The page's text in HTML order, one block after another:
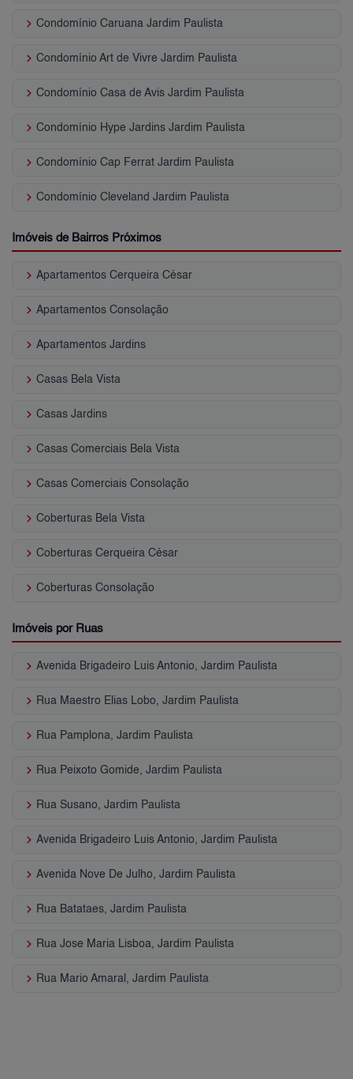
keyboard_arrow_right Condomínio Caruana Jardim Paulista
keyboard_arrow_right Condomínio Art de Vivre Jardim Paulista
keyboard_arrow_right Condomínio Casa de Avis Jardim Paulista
keyboard_arrow_right Condomínio Hype Jardins Jardim Paulista
keyboard_arrow_right Condomínio Cap Ferrat Jardim Paulista
keyboard_arrow_right Condomínio Cleveland Jardim Paulista
Imóveis de Bairros Próximos
keyboard_arrow_right Apartamentos Cerqueira César
keyboard_arrow_right Apartamentos Consolação
keyboard_arrow_right Apartamentos Jardins
keyboard_arrow_right Casas Bela Vista
keyboard_arrow_right Casas Jardins
keyboard_arrow_right Casas Comerciais Bela Vista
keyboard_arrow_right Casas Comerciais Consolação
keyboard_arrow_right Coberturas Bela Vista
keyboard_arrow_right Coberturas Cerqueira César
keyboard_arrow_right Coberturas Consolação
Imóveis por Ruas
keyboard_arrow_right Avenida Brigadeiro Luis Antonio, Jardim Paulista
keyboard_arrow_right Rua Maestro Elias Lobo, Jardim Paulista
keyboard_arrow_right Rua Pamplona, Jardim Paulista
keyboard_arrow_right Rua Peixoto Gomide, Jardim Paulista
keyboard_arrow_right Rua Susano, Jardim Paulista
keyboard_arrow_right Avenida Brigadeiro Luis Antonio, Jardim Paulista
keyboard_arrow_right Avenida Nove De Julho, Jardim Paulista
keyboard_arrow_right Rua Batataes, Jardim Paulista
keyboard_arrow_right Rua Jose Maria Lisboa, Jardim Paulista
keyboard_arrow_right Rua Mario Amaral, Jardim Paulista